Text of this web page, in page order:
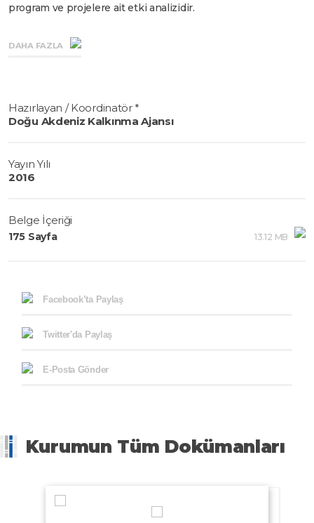
program ve projelere ait etki analizidir.
DAHA FAZLA
Hazırlayan / Koordinatör *
Doğu Akdeniz Kalkınma Ajansı
Yayın Yılı
2016
Belge İçeriği
175 Sayfa 13.12 MB
Facebook’ta Paylaş
Twitter'da Paylaş
E-Posta Gönder
Kurumun Tüm Dokümanları